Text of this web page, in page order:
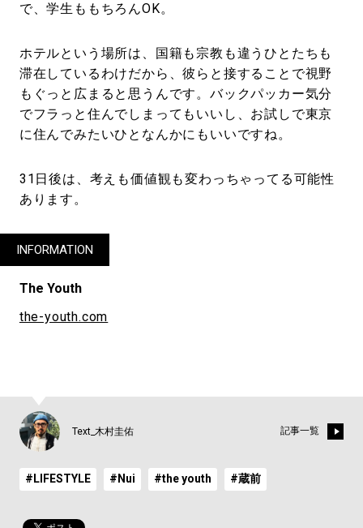
で、学生ももちろんOK。
ホテルという場所は、国籍も宗教も違うひとたちも
滞在しているわけだから、彼らと接することで視野
もぐっと広まると思うんです。バックパッカー気分
でフラっと住んでしまってもいいし、お試しで東京
に住んでみたいひとなんかにもいいですね。
31日後は、考えも価値観も変わっちゃってる可能性
あります。
INFORMATION
The Youth
the-youth.com
Text_木村圭佑 記事一覧
#LIFESTYLE #Nui #the youth #蔵前